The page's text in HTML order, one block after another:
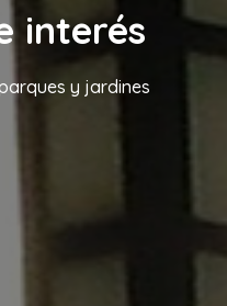
interés
y jardines